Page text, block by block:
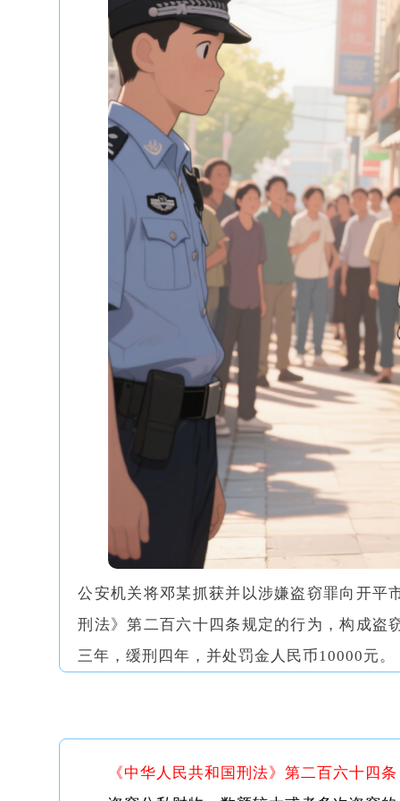
公安机关将邓某抓获并以涉嫌盗窃罪向开平
刑法》第二百六十四条规定的行为，构成盗
三年，缓刑四年，并处罚金人民币10000元。
《中华人民共和国刑法》第二百六十四